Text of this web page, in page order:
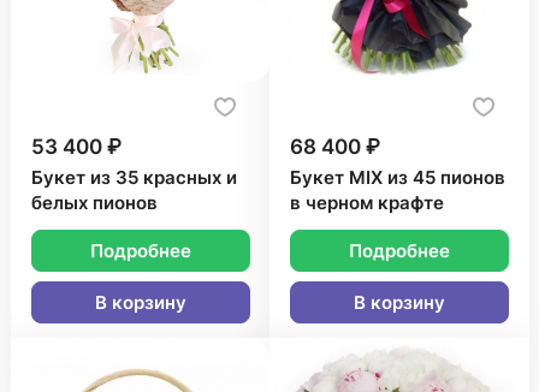
53 400 ₽
Букет из 35 красных и
белых пионов
Подробнее
В корзину
68 400 ₽
Букет MIX из 45 пионов
в черном крафте
Подробнее
В корзину